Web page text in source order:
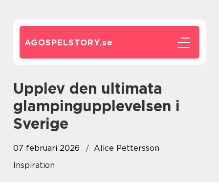
AGOSPELSTORY.se
Upplev den ultimata
glampingupplevelsen i
Sverige
07 februari 2026
Alice Pettersson
Inspiration